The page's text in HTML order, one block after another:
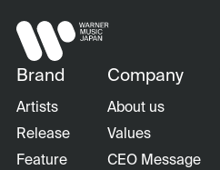
Brand
Artists
Release
Feature
Company
About us
Values
CEO Message